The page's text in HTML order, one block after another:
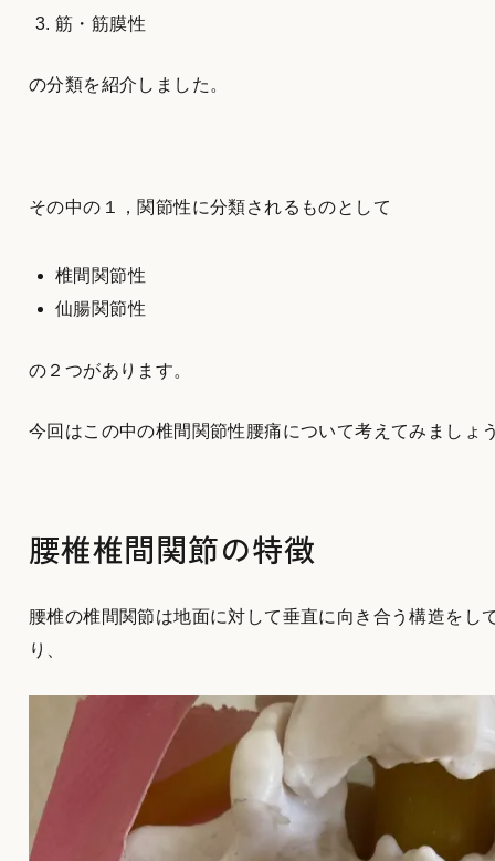
筋・筋膜性
の分類を紹介しました。
その中の１，関節性に分類されるものとして
椎間関節性
仙腸関節性
の２つがあります。
今回はこの中の椎間関節性腰痛について考えてみましょ
腰椎椎間関節の特徴
腰椎の椎間関節は地面に対して垂直に向き合う構造をし
り、